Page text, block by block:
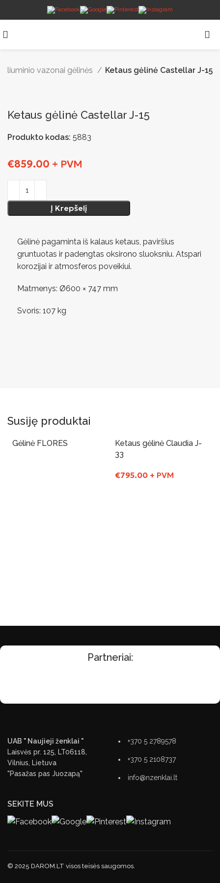
aliuminio vazonai gėlinės Ketaus gėlinė Castellar J-15
Ketaus gėlinė Castellar J-15
Produkto kodas: 5883
€859.00 + PVM
Į Krepšelį
Gėlinė pagaminta iš kalaus ketaus, paviršius
gruntuotas ir padengtas oksirono sluoksniu. Atspari
korozijai ir atmosferos poveikiui.
Matmenys: Ø600 × 747 mm
Svoris: 107 kg
Susiję produktai
Gėlinė FLORES
Ketaus gėlinė Claudia J-
33
€795.00 + PVM
Partneriai:
UAB " Naujieji ženklai "
Laisvės pr. 125, LT06118,
Vilnius, Lietuva
"Pasažas pas Juozapą"
+370 5 2789578
+370 5 2108737
info@nzenklai.lt
SEKITE MUS
© 2025 DAROM.LT visos teisės saugomos.